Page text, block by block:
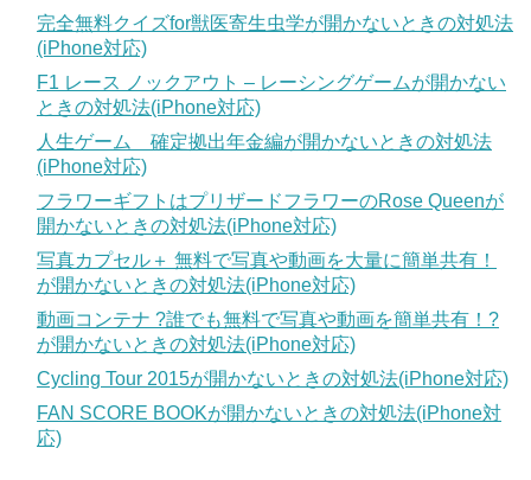
完全無料クイズfor獣医寄生虫学が開かないときの対処法
(iPhone対応)
F1 レース ノックアウト – レーシングゲームが開かない
ときの対処法(iPhone対応)
人生ゲーム 確定拠出年金編が開かないときの対処法
(iPhone対応)
フラワーギフトはプリザードフラワーのRose Queenが
開かないときの対処法(iPhone対応)
写真カプセル＋ 無料で写真や動画を大量に簡単共有！
が開かないときの対処法(iPhone対応)
動画コンテナ ?誰でも無料で写真や動画を簡単共有！?
が開かないときの対処法(iPhone対応)
Cycling Tour 2015が開かないときの対処法(iPhone対応)
FAN SCORE BOOKが開かないときの対処法(iPhone対
応)